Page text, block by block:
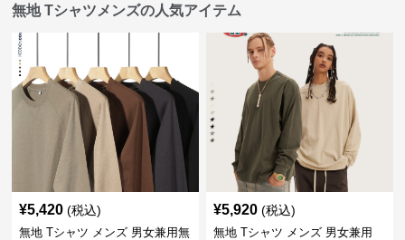
無地 Tシャツメンズの人気アイテム
¥5,420 (税込)
無地 Tシャツ メンズ 男女兼用無
¥5,920 (税込)
無地 Tシャツ メンズ 男女兼用